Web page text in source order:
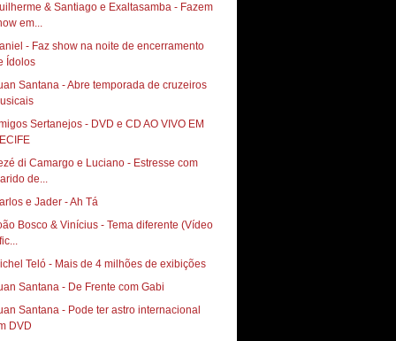
& Santiago e Exaltasamba - Fazem
em...
- Faz show na noite de encerramento
Ídolos
Santana - Abre temporada de cruzeiros
Sertanejos - DVD e CD AO VIVO EM
di Camargo e Luciano - Estresse com
de...
e Jader - Ah Tá
Bosco & Vinícius - Tema diferente (Vídeo
Teló - Mais de 4 milhões de exibições
Santana - De Frente com Gabi
Santana - Pode ter astro internacional
DVD